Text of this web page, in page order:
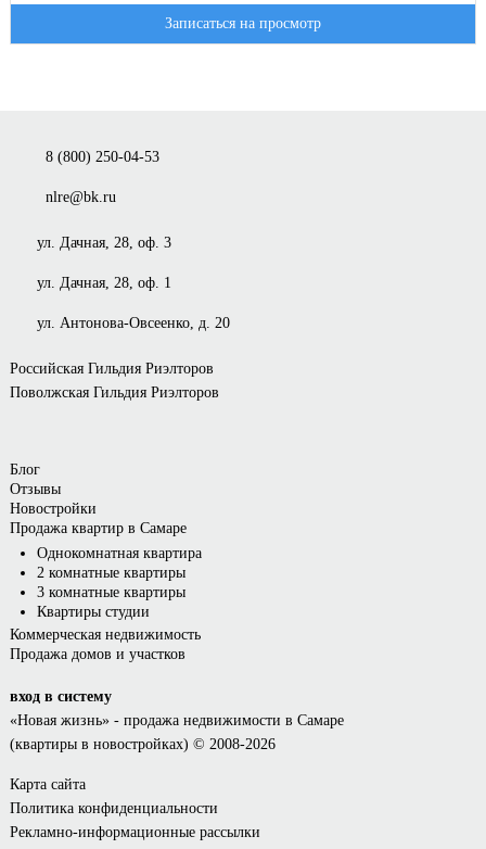
Записаться на просмотр
8 (800) 250-04-53
nlre@bk.ru
ул. Дачная, 28, оф. 3
ул. Дачная, 28, оф. 1
ул. Антонова-Овсеенко, д. 20
Российская Гильдия Риэлторов
Поволжская Гильдия Риэлторов
Блог
Отзывы
Новостройки
Продажа квартир в Самаре
Однокомнатная квартира
2 комнатные квартиры
3 комнатные квартиры
Квартиры студии
Коммерческая недвижимость
Продажа домов и участков
вход в систему
«Новая жизнь»- продажа недвижимости в Самаре
(квартиры в новостройках) © 2008-2026
Карта сайта
Политика конфиденциальности
Рекламно-информационные рассылки